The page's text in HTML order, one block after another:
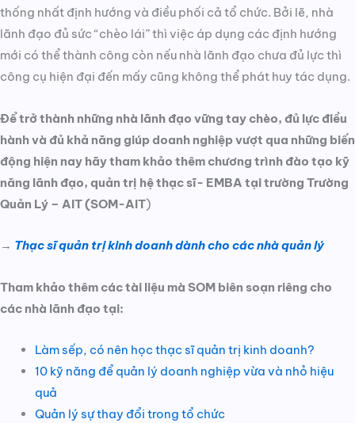
thống nhất định hướng và điều phối cả tổ chức. Bởi lẽ, nhà
lãnh đạo đủ sức “chèo lái” thì việc áp dụng các định hướng
mới có thể thành công còn nếu nhà lãnh đạo chưa đủ lực thì
công cụ hiện đại đến mấy cũng không thể phát huy tác dụng.
Để trở thành những nhà lãnh đạo vững tay chèo, đủ lực điều
hành và đủ khả năng giúp doanh nghiệp vượt qua những biến
động hiện nay hãy tham khảo thêm chương trình đào tạo kỹ
năng lãnh đạo, quản trị hệ thạc sĩ- EMBA tại trường Trường
Quản Lý – AIT (SOM-AIT)
→ Thạc sĩ quản trị kinh doanh dành cho các nhà quản lý
Tham khảo thêm các tài liệu mà SOM biên soạn riêng cho
các nhà lãnh đạo tại:
Làm sếp, có nên học thạc sĩ quản trị kinh doanh?
10 kỹ năng để quản lý doanh nghiệp vừa và nhỏ hiệu
quả
Quản lý sự thay đổi trong tổ chức